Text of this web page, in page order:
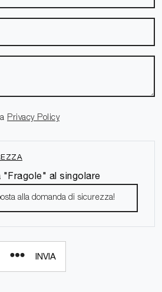
Privacy Policy
"Fragole" al singolare
INVIA